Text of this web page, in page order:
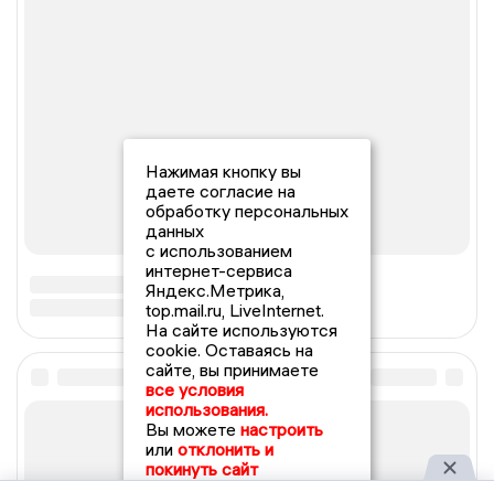
Нажимая кнопку вы
даете согласие на
обработку персональных
данных
с использованием
интернет-сервиса
Яндекс.Метрика,
top.mail.ru, LiveInternet.
На сайте используются
cookie. Оставаясь на
сайте, вы принимаете
все условия
использования.
Вы можете настроить
или отклонить и
покинуть сайт